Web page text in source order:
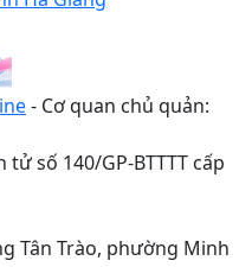
- Cơ quan chủ quản:
số 140/GP-BTTTT cấp
Tân Trào, phường Minh